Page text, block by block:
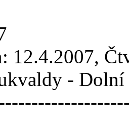
12.4.2007,
- Dolní